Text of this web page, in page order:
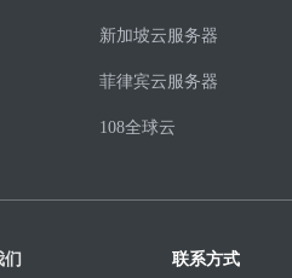
新加坡云服务器
菲律宾云服务器
108全球云
们 联系方式